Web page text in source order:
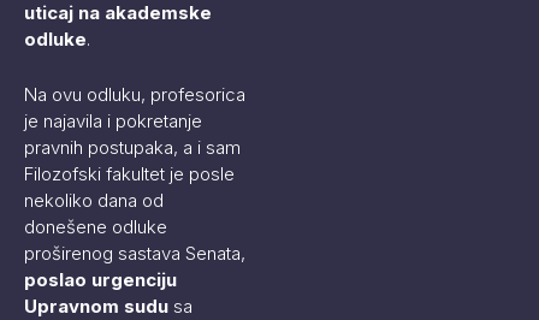
uticaj na akademske
odluke.
Na ovu odluku, profesorica
je najavila i pokretanje
pravnih postupaka, a i sam
Filozofski fakultet je posle
nekoliko dana od
donešene odluke
proširenog sastava Senata,
poslao urgenciju
Upravnom sudu sa